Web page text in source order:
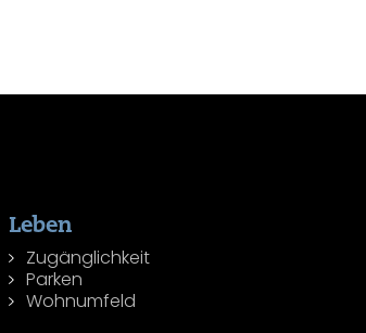
Leben
Zugänglichkeit
Parken
Wohnumfeld